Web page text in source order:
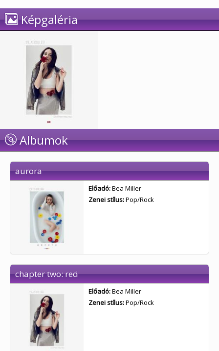
Képgaléria
Albumok
aurora
Előadó:Bea Miller
Zenei stílus:Pop/Rock
chapter two: red
Előadó:Bea Miller
Zenei stílus:Pop/Rock